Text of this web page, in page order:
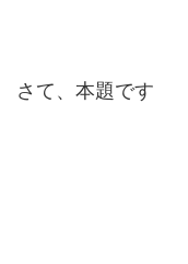
さて、本題です